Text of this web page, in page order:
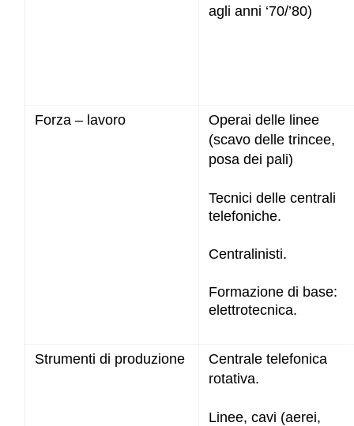
agli anni ‘70/’80)
Forza – lavoro
Operai delle linee
(scavo delle trincee,
posa dei pali)
Tecnici delle centrali
telefoniche.
Centralinisti.
Formazione di base:
elettrotecnica.
Strumenti di produzione
Centrale telefonica
rotativa.
Linee, cavi (aerei,